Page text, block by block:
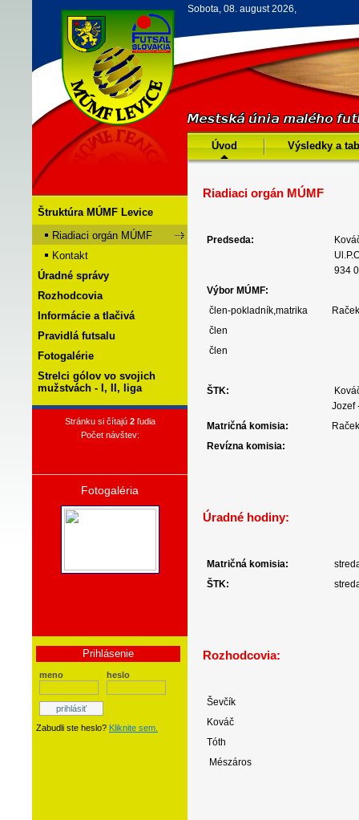
Sobota, 08. august 2026,
Úvod Výsledky a
Štruktúra MÚMF Levice
Riadiaci orgán MÚMF
Kontakt
Úradné správy
Rozhodcovia
Informácie a tlačivá
Pravidlá futsalu
Fotogalérie
Strelci gólov vo svojich
mužstvách - I, II, liga
Stránku si čítajú 2ľudia
Počet návštev:
Fotogaléria
Prihlásenie
meno heslo
Zabudli ste heslo? Kliknite sem.
Riadiaci orgán MÚMF
Predseda:
934
Výbor MÚMF:
člen-pokladník,matrika
člen
člen
ŠTK:
Jozef
Matričná komisia:
Revízna komisia:
Úradné hodiny:
Matričná komisia:
ŠTK:
Rozhodcovia:
Ševčík
Kováč
Tóth
Mészáros